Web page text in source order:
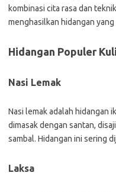
kombinasi cita rasa dan
menghasilkan hidangan yang
Hidangan Populer
Nasi Lemak
Nasi lemak adalah hidangan
dimasak dengan santan,
sambal. Hidangan ini sering
Laksa